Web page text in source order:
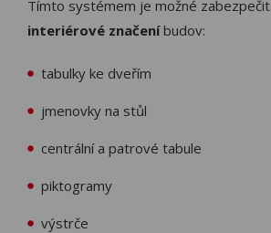
Tímto systémem je možné zabezpečit
interiérové značeníbudov:
tabulky ke dveřím
jmenovky na stůl
centrální a patrové tabule
piktogramy
výstrče